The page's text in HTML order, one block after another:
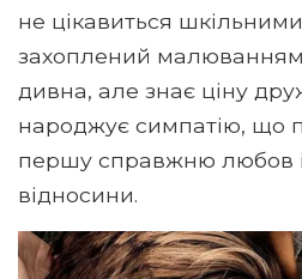
не цікавиться
захоплений
дивна, але знає ціну
народжує симпатію, що
першу справжню любов
відносини.